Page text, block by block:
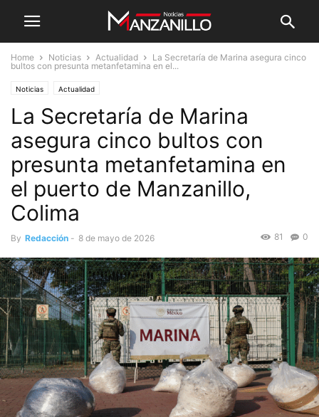
Home Noticias Actualidad
La Secretaría de Marina asegura cinco
bultos con presunta metanfetamina en el...
Noticias Actualidad
La Secretaría de Marina
asegura cinco bultos con
presunta metanfetamina en
el puerto de Manzanillo,
Colima
By Redacción - 8 de mayo de 2026 0
81